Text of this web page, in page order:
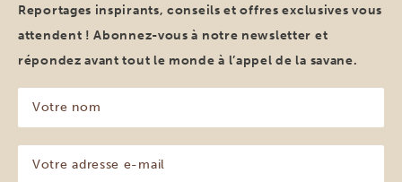
Reportages inspirants, conseils et offres exclusives vous
attendent ! Abonnez-vous à notre newsletter et
répondez avant tout le monde à l’appel de la savane.
nom
(Nécessaire)
adresse